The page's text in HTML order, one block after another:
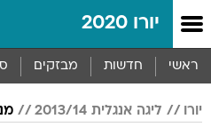
יורו 2020
ראשי חדשות מבזקים
יורו ליגה אנגלית 2013/14